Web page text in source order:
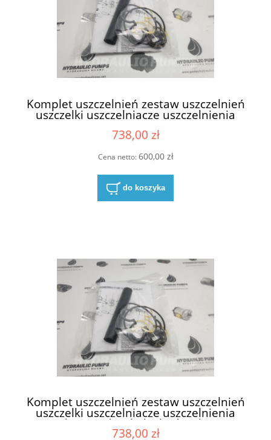
Komplet uszczelnień zestaw uszczelnień
uszczelki uszczelniacze uszczelnienia
do silników hydraulicznych Parker Ultra
simmeringi simmering na wał wałek
738,00 zł
Cena netto:600,00 zł
do koszyka
Komplet uszczelnień zestaw uszczelnień
uszczelki uszczelniacze uszczelnienia
uszczelnienie do silnika hydraulicznego
do silników hydraulicznych Parker Ultra
738,00 zł